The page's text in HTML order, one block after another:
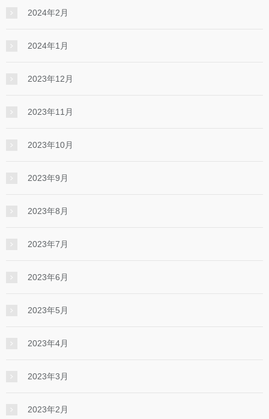
2024年2月
2024年1月
2023年12月
2023年11月
2023年10月
2023年9月
2023年8月
2023年7月
2023年6月
2023年5月
2023年4月
2023年3月
2023年2月